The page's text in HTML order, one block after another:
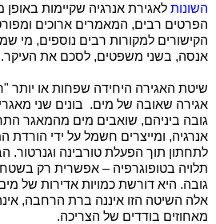
השונות לאגירת אנרגיה שקיימות באופן
הפרטים רבים, המאמרים ארוכים
הקישורים למקורות רבים נוספים, מי
אנסה, בשני משפטים, לסכם את העיקר.
שיטת האגירה היחידה שפחות או יותר
אגירה שאובה של מים. בונים שני
גובה ביניהם, שואבים מים מהמאגר
אנרגיה, ומייצרים חשמל על ידי הורדת
לתחתון תוך הפעלת טורבינה וגנרטור.
תלויה בטופוגרפיה – אפשרית רק בשטח
גובה. היא דורשת כמויות אדירות של
אלה השיטה הזו איננה ברת הרחבה,
מאחוזים בודדים של הצריכה.